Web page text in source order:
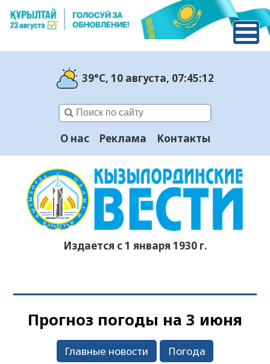
39°C, 10 августа, 07:45:13
О нас Реклама Контакты
Издается с 1 января 1930 г.
Прогноз погоды на 3 июня
Главные новости
Погода